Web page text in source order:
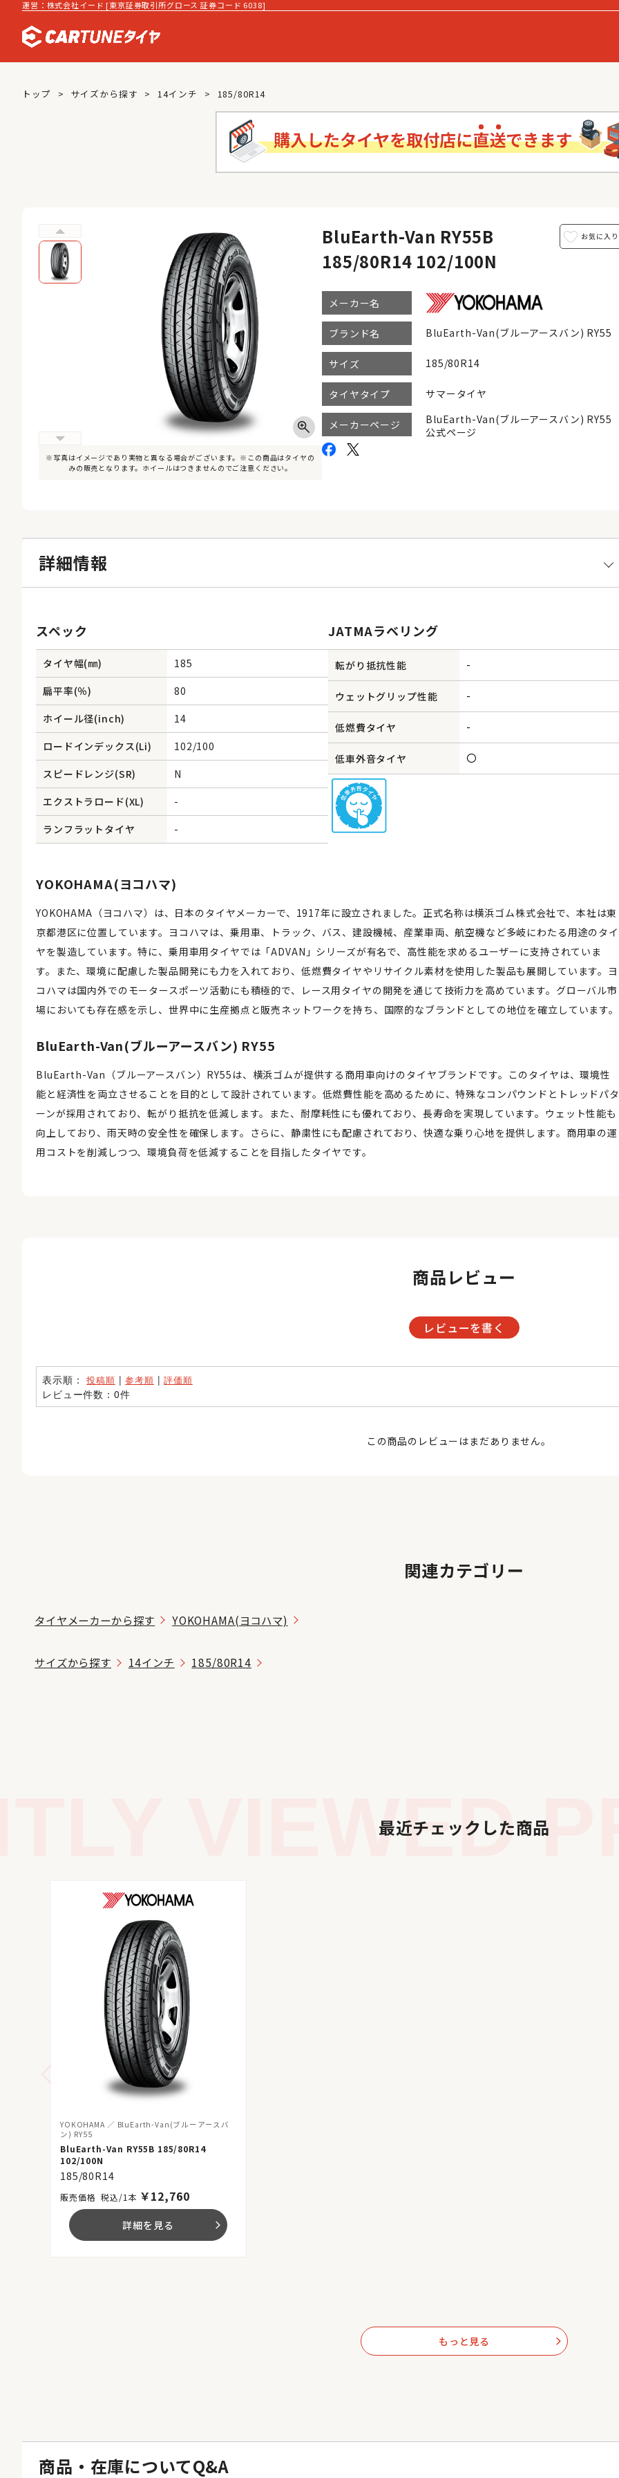
運営：株式会社イード [東京証券取引所グロース 証券コード 6038]
トップ サイズから探す 14インチ 185/80R14
※写真はイメージであり実物と異なる場合がございます。※この商品はタイヤの
みの販売となります。ホイールはつきませんのでご注意ください。
BluEarth-Van RY55B
185/80R14 102/100N
メーカー名
ブランド名 BluEarth-Van(ブルーアースバン) RY55
サイズ 185/80R14
タイヤタイプ サマータイヤ
メーカーページ
BluEarth-Van(ブルーアースバン) RY55
公式ページ
詳細情報
スペック
タイヤ幅(㎜)
185
扁平率(％)
80
ホイール径(inch)
14
ロードインデックス(Li)
102/100
スピードレンジ(SR)
N
エクストラロード(XL)
-
ランフラットタイヤ
-
JATMAラベリング
転がり抵抗性能 -
ウェットグリップ性能 -
低燃費タイヤ -
低車外音タイヤ 〇
YOKOHAMA(ヨコハマ)
YOKOHAMA（ヨコハマ）は、日本のタイヤメーカーで、1917年に設立されました。正式名称は横浜ゴム株式会社で、本社は東
京都港区に位置しています。ヨコハマは、乗用車、トラック、バス、建設機械、産業車両、航空機など多岐にわたる用途のタイ
ヤを製造しています。特に、乗用車用タイヤでは「ADVAN」シリーズが有名で、高性能を求めるユーザーに支持されていま
す。また、環境に配慮した製品開発にも力を入れており、低燃費タイヤやリサイクル素材を使用した製品も展開しています。ヨ
コハマは国内外でのモータースポーツ活動にも積極的で、レース用タイヤの開発を通じて技術力を高めています。グローバル市
場においても存在感を示し、世界中に生産拠点と販売ネットワークを持ち、国際的なブランドとしての地位を確立しています。
BluEarth-Van(ブルーアースバン) RY55
BluEarth-Van（ブルーアースバン）RY55は、横浜ゴムが提供する商用車向けのタイヤブランドです。このタイヤは、環境性
能と経済性を両立させることを目的として設計されています。低燃費性能を高めるために、特殊なコンパウンドとトレッドパタ
ーンが採用されており、転がり抵抗を低減します。また、耐摩耗性にも優れており、長寿命を実現しています。ウェット性能も
向上しており、雨天時の安全性を確保します。さらに、静粛性にも配慮されており、快適な乗り心地を提供します。商用車の運
用コストを削減しつつ、環境負荷を低減することを目指したタイヤです。
商品レビュー
レビューを書く
表示順：投稿順 |参考順 |評価順
レビュー件数：0件
この商品のレビューはまだありません。
関連カテゴリー
タイヤメーカーから探す YOKOHAMA(ヨコハマ)
サイズから探す 14インチ 185/80R14
VIEWED
最近チェックした商品
YOKOHAMA
BluEarth-Van(ブルーアースバ
ン) RY55
BluEarth-Van RY55B 185/80R14
102/100N
185/80R14
税込/1本 ￥12,760
詳細を見る arrow_forward_ios
もっと見る arrow_forward_ios
商品・在庫についてQ&A